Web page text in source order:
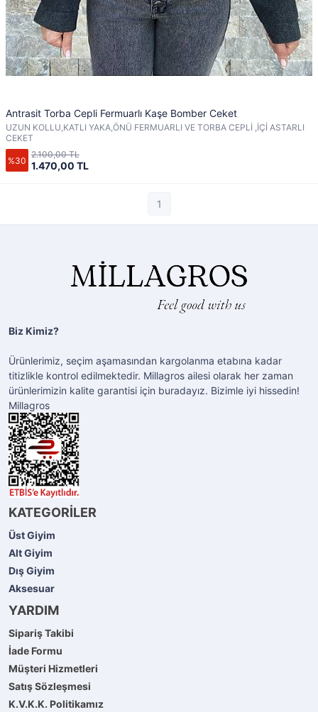
Antrasit Torba Cepli Fermuarlı Kaşe Bomber Ceket
UZUN KOLLU,KATLI YAKA,ÖNÜ FERMUARLI VE TORBA CEPLİ ,İÇİ ASTARLI
CEKET
%30 1.470,00 TL
2.100,00 TL
1
Biz Kimiz?
Ürünlerimiz, seçim aşamasından kargolanma etabına kadar
titizlikle kontrol edilmektedir. Millagros ailesi olarak her zaman
ürünlerimizin kalite garantisi için buradayız. Bizimle iyi hissedin!
Millagros
KATEGORİLER
Üst Giyim
Alt Giyim
Dış Giyim
Aksesuar
YARDIM
Sipariş Takibi
İade Formu
Müşteri Hizmetleri
Satış Sözleşmesi
K.V.K.K. Politikamız